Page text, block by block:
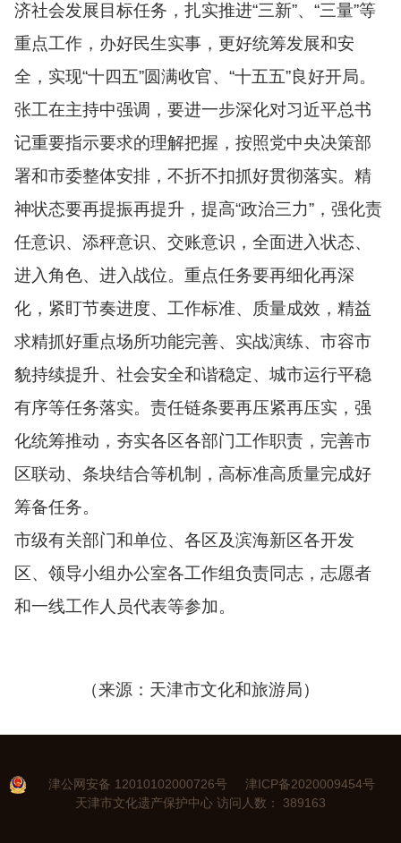
济社会发展目标任务，扎实推进“三新”、“三量”等
重点工作，办好民生实事，更好统筹发展和安
全，实现“十四五”圆满收官、“十五五”良好开局。
张工在主持中强调，要进一步深化对习近平总书
记重要指示要求的理解把握，按照党中央决策部
署和市委整体安排，不折不扣抓好贯彻落实。精
神状态要再提振再提升，提高“政治三力”，强化责
任意识、添秤意识、交账意识，全面进入状态、
进入角色、进入战位。重点任务要再细化再深
化，紧盯节奏进度、工作标准、质量成效，精益
求精抓好重点场所功能完善、实战演练、市容市
貌持续提升、社会安全和谐稳定、城市运行平稳
有序等任务落实。责任链条要再压紧再压实，强
化统筹推动，夯实各区各部门工作职责，完善市
区联动、条块结合等机制，高标准高质量完成好
筹备任务。
市级有关部门和单位、各区及滨海新区各开发
区、领导小组办公室各工作组负责同志，志愿者
和一线工作人员代表等参加。
（来源：天津市文化和旅游局）
津公网安备 12010102000726号
津ICP备2020009454号
天津市文化遗产保护中心 访问人数： 389163